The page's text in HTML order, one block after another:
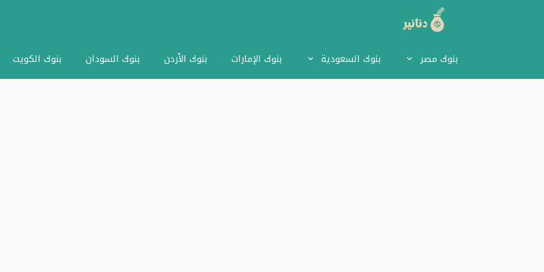
بنوك مصر بنوك السعودية بنوك الإمارات بنوك الأردن بنوك السودان بنوك الكويت